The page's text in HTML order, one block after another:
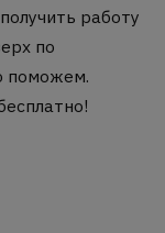
работу
по
поможем.